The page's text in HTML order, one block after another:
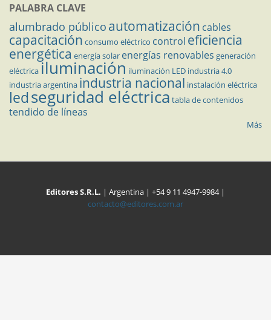
PALABRA CLAVE
alumbrado público automatización cables
capacitación consumo eléctrico control eficiencia
energética energía solar energías renovables generación
eléctricailuminación iluminación LED industria 4.0
industria argentina industria nacional instalación eléctrica
ledseguridad eléctrica tabla de contenidos
tendido de líneas
Más
Editores S.R.L. | Argentina | +54 9 11 4947-9984 |
contacto@editores.com.ar